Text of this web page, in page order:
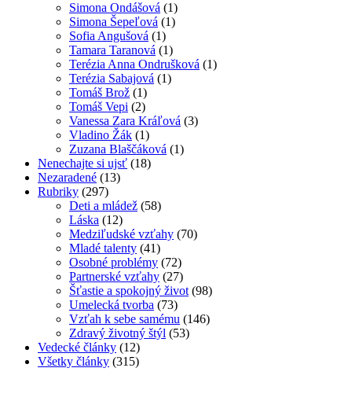
Simona Ondášová (1)
Simona Šepeľová (1)
Sofia Angušová (1)
Tamara Taranová (1)
Terézia Anna Ondrušková (1)
Terézia Sabajová (1)
Tomáš Brož (1)
Tomáš Vepi (2)
Vanessa Zara Kráľová (3)
Vladino Žák (1)
Zuzana Blaščáková (1)
Nenechajte si ujsť (18)
Nezaradené (13)
Rubriky (297)
Deti a mládež (58)
Láska (12)
Medziľudské vzťahy (70)
Mladé talenty (41)
Osobné problémy (72)
Partnerské vzťahy (27)
Šťastie a spokojný život (98)
Umelecká tvorba (73)
Vzťah k sebe samému (146)
Zdravý životný štýl (53)
Vedecké články (12)
Všetky články (315)